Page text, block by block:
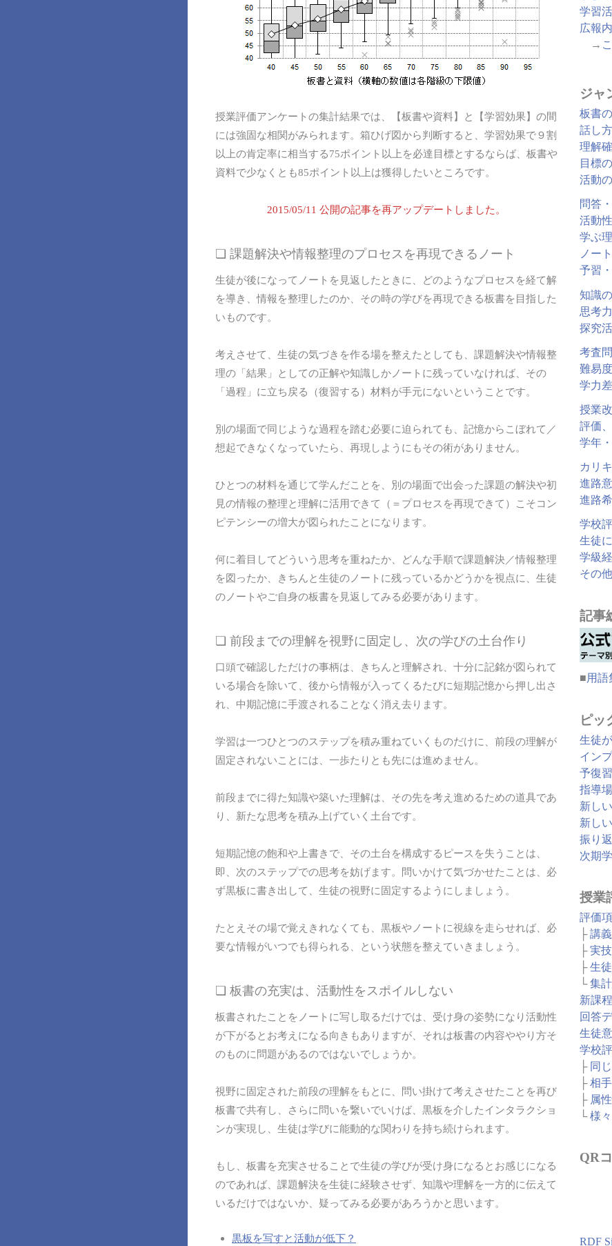
授業評価アンケートの集計結果では、【板書や資料】と【学習効果】の間
には強固な相関がみられます。箱ひげ図から判断すると、学習効果で９割
以上の肯定率に相当する75ポイント以上を必達目標とするならば、板書や
資料で少なくとも85ポイント以上は獲得したいところです。
2015/05/11 公開の記事を再アップデートしました。
❏ 課題解決や情報整理のプロセスを再現できるノート
生徒が後になってノートを見返したときに、どのようなプロセスを経て解
を導き、情報を整理したのか、その時の学びを再現できる板書を目指した
いものです。
考えさせて、生徒の気づきを作る場を整えたとしても、課題解決や情報整
理の「結果」としての正解や知識しかノートに残っていなければ、その
「過程」に立ち戻る（復習する）材料が手元にないということです。
別の場面で同じような過程を踏む必要に迫られても、記憶からこぼれて／
想起できなくなっていたら、再現しようにもその術がありません。
ひとつの材料を通じて学んだことを、別の場面で出会った課題の解決や初
見の情報の整理と理解に活用できて（＝プロセスを再現できて）こそコン
ピテンシーの増大が図られたことになります。
何に着目してどういう思考を重ねたか、どんな手順で課題解決／情報整理
を図ったか、きちんと生徒のノートに残っているかどうかを視点に、生徒
のノートやご自身の板書を見返してみる必要があります。
❏ 前段までの理解を視野に固定し、次の学びの土台作り
口頭で確認しただけの事柄は、きちんと理解され、十分に記銘が図られて
いる場合を除いて、後から情報が入ってくるたびに短期記憶から押し出さ
れ、中期記憶に手渡されることなく消え去ります。
学習は一つひとつのステップを積み重ねていくものだけに、前段の理解が
固定されないことには、一歩たりとも先には進めません。
前段までに得た知識や築いた理解は、その先を考え進めるための道具であ
り、新たな思考を積み上げていく土台です。
短期記憶の飽和や上書きで、その土台を構成するピースを失うことは、
即、次のステップでの思考を妨げます。問いかけて気づかせたことは、必
ず黒板に書き出して、生徒の視野に固定するようにしましょう。
たとえその場で覚えきれなくても、黒板やノートに視線を走らせれば、必
要な情報がいつでも得られる、という状態を整えていきましょう。
❏ 板書の充実は、活動性をスポイルしない
板書されたことをノートに写し取るだけでは、受け身の姿勢になり活動性
が下がるとお考えになる向きもありますが、それは板書の内容ややり方そ
のものに問題があるのではないでしょうか。
視野に固定された前段の理解をもとに、問い掛けて考えさせたことを再び
板書で共有し、さらに問いを繋いでいけば、黒板を介したインタラクショ
ンが実現し、生徒は学びに能動的な関わりを持ち続けられます。
もし、板書を充実させることで生徒の学びが受け身になるとお感じになる
のであれば、課題解決を生徒に経験させず、知識や理解を一方的に伝えて
いるだけではないか、疑ってみる必要があろうかと思います。
黒板を写すと活動が低下？
学習
広報
→
ジャ
板書
話し
理解
目標
活動
問答
活動
学ぶ
ノー
予習
知識
思考
探究
考査
難易
学力
授業
評価
学年
カリ
進路
進路
学校
生徒
学級
その
記事
■用語
ピッ
生徒
イン
予復
指導
新し
新し
振り
次期
授業
評価
├講
├実
├生
└集
新課
回答
生徒
学校
├ 同
├相
├ 属
└様
QR
RDF